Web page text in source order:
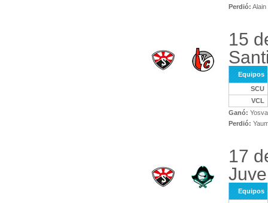
Perdió:
15
Equipos
SCU
VCL
Ganó:
Perdió:
17
Equipos